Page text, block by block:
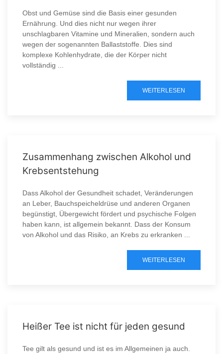
Obst und Gemüse sind die Basis einer gesunden
Ernährung. Und dies nicht nur wegen ihrer
unschlagbaren Vitamine und Mineralien, sondern auch
wegen der sogenannten Ballaststoffe. Dies sind
komplexe Kohlenhydrate, die der Körper nicht
vollständig ...
WEITERLESEN
Zusammenhang zwischen Alkohol und
Krebsentstehung
Dass Alkohol der Gesundheit schadet, Veränderungen
an Leber, Bauchspeicheldrüse und anderen Organen
begünstigt, Übergewicht fördert und psychische Folgen
haben kann, ist allgemein bekannt. Dass der Konsum
von Alkohol und das Risiko, an Krebs zu erkranken ...
WEITERLESEN
Heißer Tee ist nicht für jeden gesund
Tee gilt als gesund und ist es im Allgemeinen ja auch.